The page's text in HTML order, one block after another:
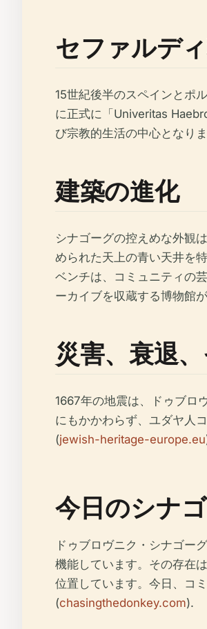
セファルデ
15世紀後半のスペインとポ
に正式に「Univeritas
び宗教的生活の中心となり
建築の進化
シナゴーグの控えめな外観
められた天上の青い天井を
ベンチは、コミュニティの
ーカイブを収蔵する博物館が
災害、衰退
1667年の地震は、ドゥブロ
にもかかわらず、ユダヤ人
(jewish-heritage-europe.eu
今日のシナ
ドゥブロヴニク・シナゴー
機能しています。その存在
位置しています。今日、コ
(chasingthedonkey.com).